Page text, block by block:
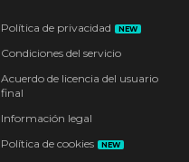
Política de privacidad NEW
Condiciones del servicio
Acuerdo de licencia del usuario
final
Información legal
Política de cookies
NEW